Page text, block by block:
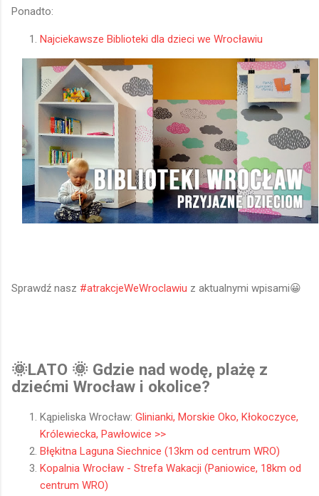
Ponadto:
Najciekawsze Biblioteki dla dzieci we Wrocławiu
Sprawdź nasz #atrakcjeWeWroclawiu z aktualnymi wpisami😀
🌞LATO 🌞 Gdzie nad wodę, plażę z
dziećmi Wrocław i okolice?
Kąpieliska Wrocław: Glinianki, Morskie Oko, Kłokoczyce,
Królewiecka, Pawłowice >>
Błękitna Laguna Siechnice (13km od centrum WRO)
Kopalnia Wrocław - Strefa Wakacji (Paniowice, 18km od
centrum WRO)